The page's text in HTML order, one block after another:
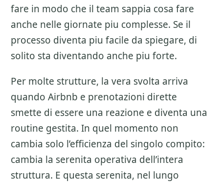
fare in modo che il team sappia cosa fare
anche nelle giornate piu complesse. Se il
processo diventa piu facile da spiegare, di
solito sta diventando anche piu forte.
Per molte strutture, la vera svolta arriva
quando Airbnb e prenotazioni dirette
smette di essere una reazione e diventa una
routine gestita. In quel momento non
cambia solo l’efficienza del singolo compito:
cambia la serenita operativa dell’intera
struttura. E questa serenita, nel lungo